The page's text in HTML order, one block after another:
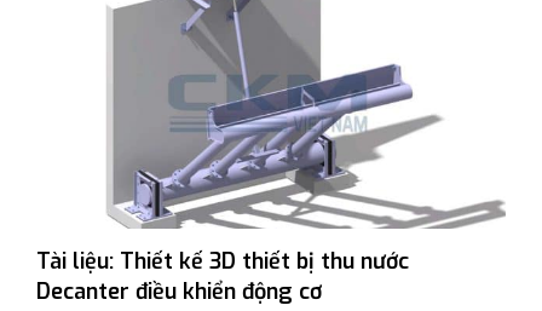
Tài liệu: Thiết kế 3D thiết bị thu nước
Decanter điều khiển động cơ